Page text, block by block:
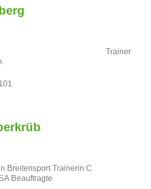
Trainer
Breitensport Trainerin C
Beauftragte